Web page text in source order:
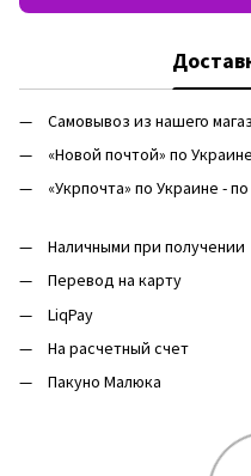
Самовывоз из нашего
«Новой почтой» по
«Укрпочта» по Украине -
Наличными при получении
Перевод на карту
LiqPay
На расчетный счет
Пакуно Малюка